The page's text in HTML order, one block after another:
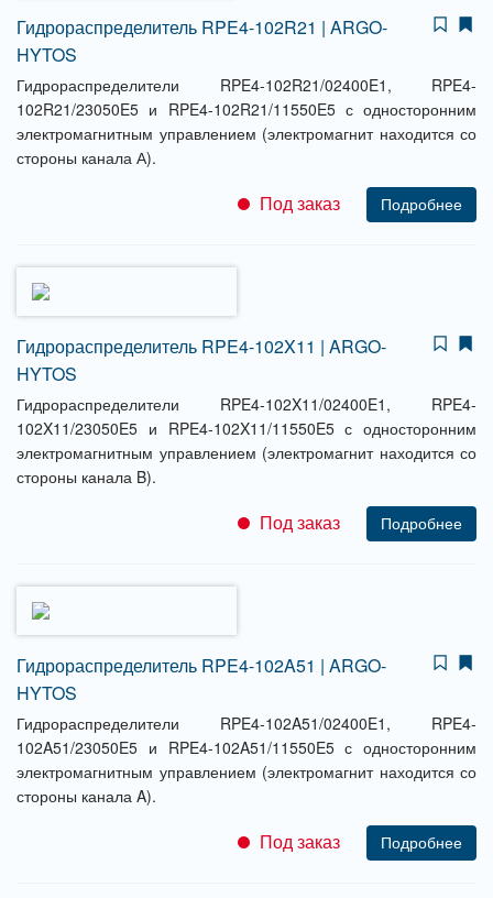
Гидрораспределитель RPE4-102R21 | ARGO-
HYTOS
Гидрораспределители RPE4-102R21/02400E1, RPE4-
102R21/23050E5 и RPE4-102R21/11550E5 с односторонним
электромагнитным управлением (электромагнит находится со
стороны канала А).
Под заказ Подробнее
Гидрораспределитель RPE4-102X11 | ARGO-
HYTOS
Гидрораспределители RPE4-102X11/02400E1, RPE4-
102X11/23050E5 и RPE4-102X11/11550E5 с односторонним
электромагнитным управлением (электромагнит находится со
стороны канала B).
Под заказ Подробнее
Гидрораспределитель RPE4-102A51 | ARGO-
HYTOS
Гидрораспределители RPE4-102A51/02400E1, RPE4-
102A51/23050E5 и RPE4-102A51/11550E5 с односторонним
электромагнитным управлением (электромагнит находится со
стороны канала A).
Под заказ Подробнее